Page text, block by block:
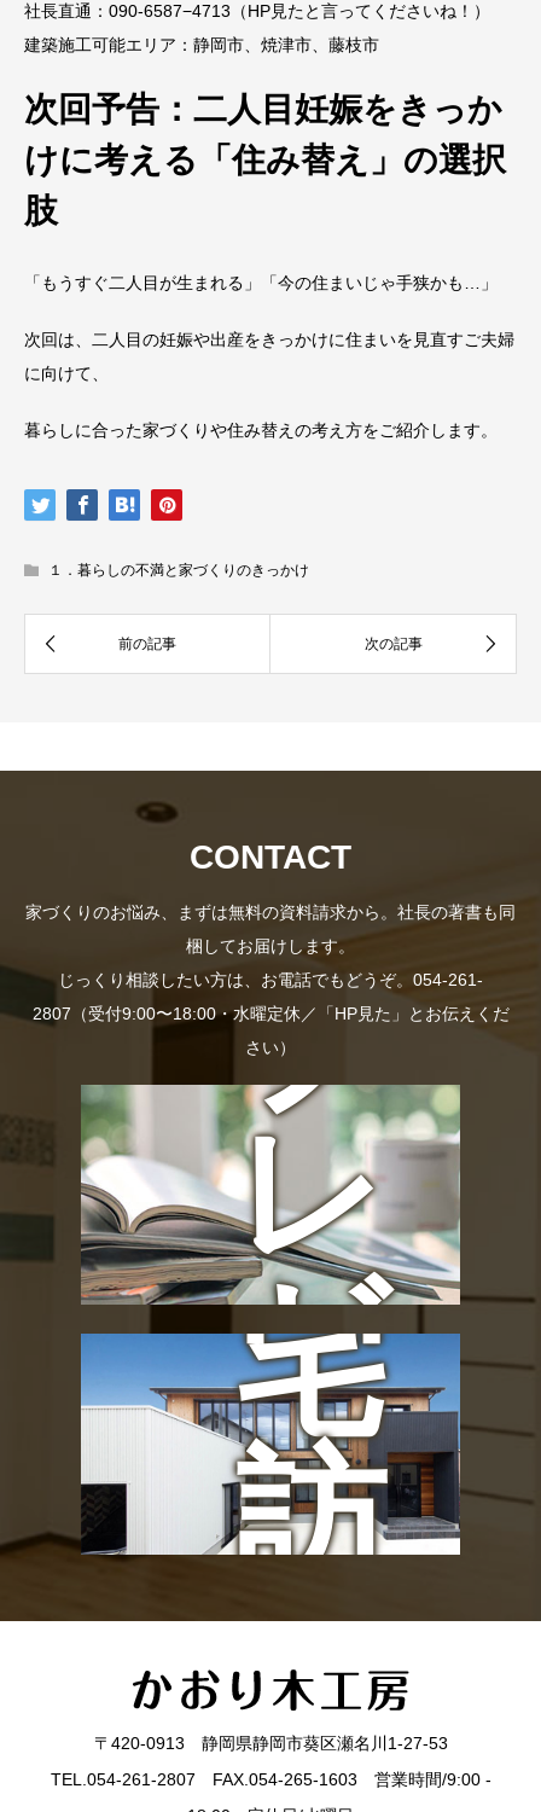
社長直通：090-6587−4713（HP見たと言ってくださいね！）
建築施工可能エリア：静岡市、焼津市、藤枝市
次回予告：二人目妊娠をきっか
けに考える「住み替え」の選択
肢
「もうすぐ二人目が生まれる」「今の住まいじゃ手狭かも…」
次回は、二人目の妊娠や出産をきっかけに住まいを見直すご夫婦
に向けて、
暮らしに合った家づくりや住み替えの考え方をご紹介します。
１．暮らしの不満と家づくりのきっかけ
CONTACT
家づくりのお悩み、まずは無料の資料請求から。社長の著書も同
梱してお届けします。
じっくり相談したい方は、お電話でもどうぞ。054-261-
2807（受付9:00〜18:00・水曜定休／「HP見た」とお伝えくだ
さい）
資
料
プ
レ
ゼ
ン
ト
社
長
の
お
宅
訪
問
〒420-0913 静岡県静岡市葵区瀬名川1-27-53
TEL.054-261-2807 FAX.054-265-1603 営業時間/9:00 -